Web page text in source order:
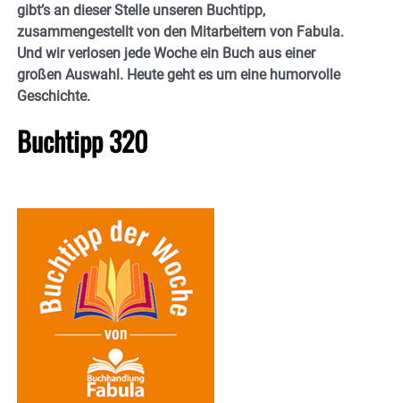
gibt’s an dieser Stelle unseren Buchtipp,
zusammengestellt von den Mitarbeitern von Fabula.
Und wir verlosen jede Woche ein Buch aus einer
großen Auswahl. Heute geht es um eine humorvolle
Geschichte.
Buchtipp 320